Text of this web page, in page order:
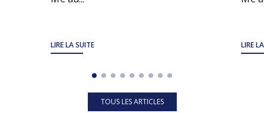
LIRE LA SUITE LIRE
TOUS LES ARTICLES